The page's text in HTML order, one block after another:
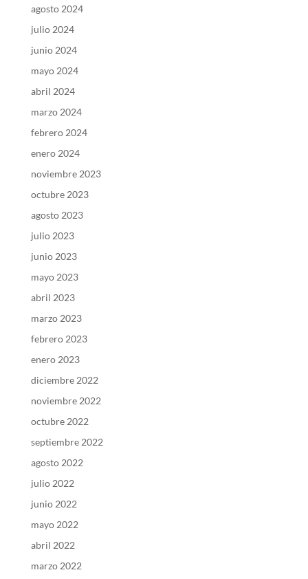
agosto 2024
julio 2024
junio 2024
mayo 2024
abril 2024
marzo 2024
febrero 2024
enero 2024
noviembre 2023
octubre 2023
agosto 2023
julio 2023
junio 2023
mayo 2023
abril 2023
marzo 2023
febrero 2023
enero 2023
diciembre 2022
noviembre 2022
octubre 2022
septiembre 2022
agosto 2022
julio 2022
junio 2022
mayo 2022
abril 2022
marzo 2022